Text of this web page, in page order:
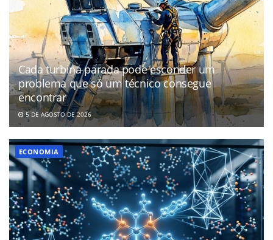
Cada turbina parada pode esconder um
problema que só um técnico consegue
encontrar
5 DE AGOSTO DE 2026
ECONOMIA